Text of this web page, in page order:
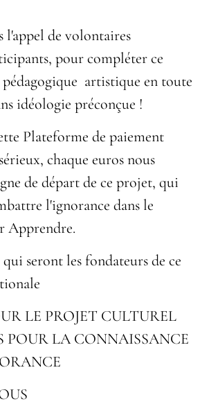
l'appel de volontaires
pour compléter ce
artistique en toute
idéologie préconçue !
Plateforme de paiement
chaque euros nous
de départ de ce projet, qui
l'ignorance dans le
Apprendre.
seront les fondateurs de ce
LE PROJET CULTUREL
POUR LA CONNAISSANCE